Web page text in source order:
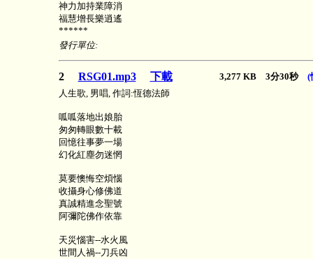
神力加持業障消
福慧增長樂逍遙
******
發行單位:
2 RSG01.mp3 下載 3,277 KB 3分30秒 (
人生歌, 男唱, 作詞:恆德法師
呱呱落地出娘胎
匆匆轉眼數十載
回憶往事夢一場
幻化紅塵勿迷惘
莫要懊悔空煩惱
收攝身心修佛道
真誠精進念聖號
阿彌陀佛作依靠
天災惱害--水火風
世間人禍--刀兵凶